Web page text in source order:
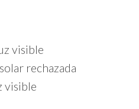
visible
rechazada
visible